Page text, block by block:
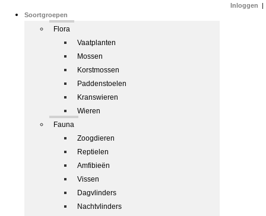
Soortgroepen
Flora
Vaatplanten
Mossen
Korstmossen
Paddenstoelen
Kranswieren
Wieren
Fauna
Zoogdieren
Reptielen
Amfibieën
Vissen
Dagvlinders
Nachtvlinders
Inloggen |